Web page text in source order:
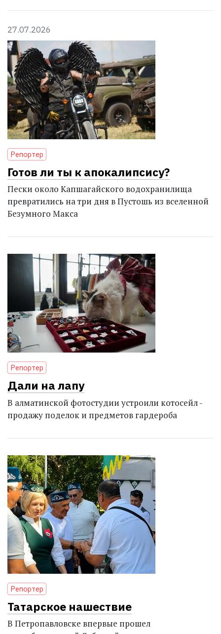
27.07.2026
Репортер
Готов ли ты к апокалипсису?
Пески около Капшагайского водохранилища
превратились на три дня в Пустошь из вселенной
Безумного Макса
Репортер
Дали на лапу
В алматинской фотостудии устроили котосейл -
продажу поделок и предметов гардероба
Репортер
Татарское нашествие
В Петропавловске впервые прошел